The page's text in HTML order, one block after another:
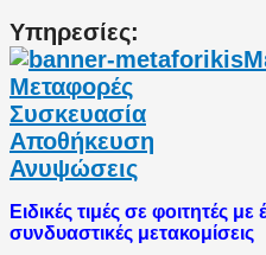
Υπηρεσίες:
Μεταφορές
Συσκευασία
Αποθήκευση
Ανυψώσεις
Ειδικές τιμές σε φοιτητές
συνδυαστικές μετακομίσεις